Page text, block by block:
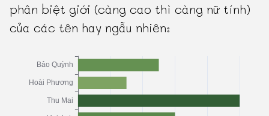
phân biệt giới (càng cao thì càng nữ tính)
của các tên hay ngẫu nhiên: